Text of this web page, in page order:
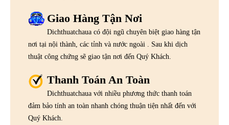
Giao Hàng Tận Nơi
Dichthuatchaua có đội ngũ chuyên biệt giao hàng tận
nơi tại nội thành, các tỉnh và nước ngoài . Sau khi dịch
thuật công chứng sẽ giao tận nơi đến Quý Khách.
Thanh Toán An Toàn
Dichthuatchaua với nhiều phương thức thanh toán
đảm bảo tính an toàn nhanh chóng thuận tiện nhất đến với
Quý Khách.